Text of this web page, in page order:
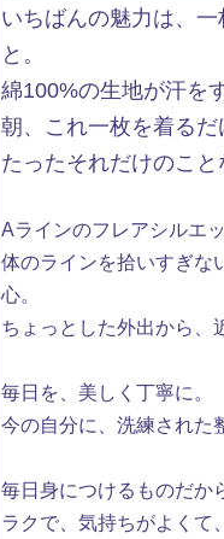
いちばんの魅力は、
と。
綿100%の生地が汗を
朝、これ一枚を着るだ
たったそれだけのこと
Aラインのフレアシルエ
体のラインを拾いすぎな
心。
ちょっとした外出から、
毎日を、美しく丁寧に。
今の自分に、洗練された
毎日身につけるものだか
ラクで、気持ちがよくて